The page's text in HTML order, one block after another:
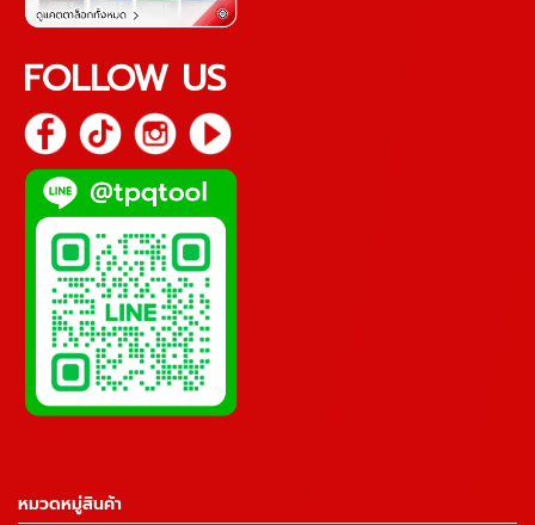
FOLLOW US
หมวดหมู่สินค้า